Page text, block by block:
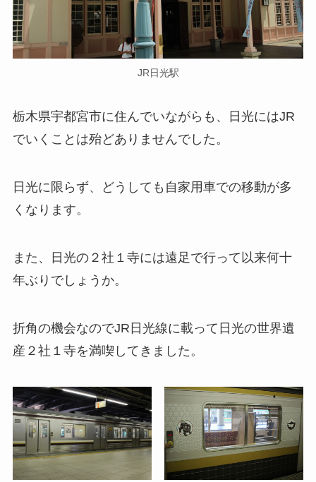
JR日光駅
栃木県宇都宮市に住んでいながらも、日光にはJR
でいくことは殆どありませんでした。
日光に限らず、どうしても自家用車での移動が多
くなります。
また、日光の２社１寺には遠足で行って以来何十
年ぶりでしょうか。
折角の機会なのでJR日光線に載って日光の世界遺
産２社１寺を満喫してきました。